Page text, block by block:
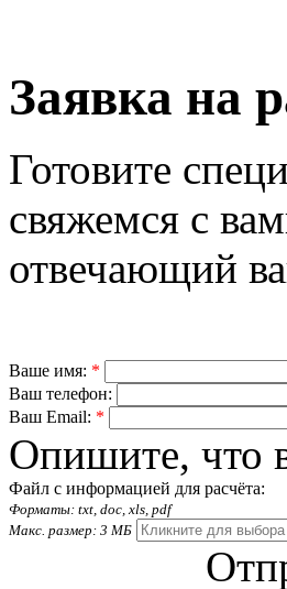
Заявка на
Готовите
свяжемся с
отвечающий
Ваше имя: *
Ваш телефон:
Ваш Email: *
Опишите, что
Файл с информацией для расчёта:
Форматы: txt, doc, xls, pdf
Макс. размер: 3 МБ